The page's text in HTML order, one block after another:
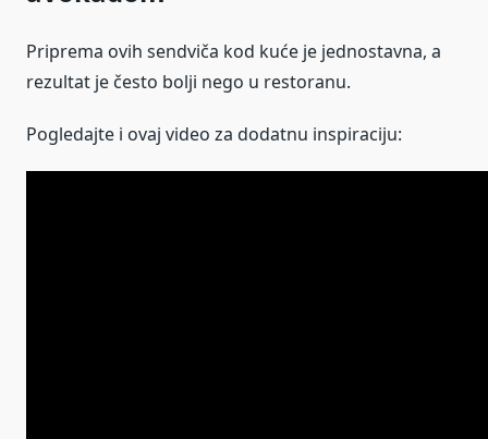
Priprema ovih sendviča kod kuće je jednostavna, a
rezultat je često bolji nego u restoranu.
Pogledajte i ovaj video za dodatnu inspiraciju: